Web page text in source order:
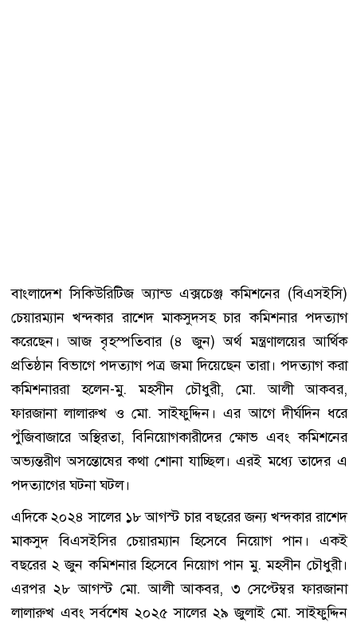
বাংলাদেশ সিকিউরিটিজ অ্যান্ড এক্সচেঞ্জ কমিশনের (বিএসইসি)
চেয়ারম্যান খন্দকার রাশেদ মাকসুদসহ চার কমিশনার পদত্যাগ
করেছেন। আজ বৃহস্পতিবার (৪ জুন) অর্থ মন্ত্রণালয়ের আর্থিক
প্রতিষ্ঠান বিভাগে পদত্যাগ পত্র জমা দিয়েছেন তারা। পদত্যাগ করা
কমিশনাররা হলেন-মু. মহসীন চৌধুরী, মো. আলী আকবর,
ফারজানা লালারুখ ও মো. সাইফুদ্দিন। এর আগে দীর্ঘদিন ধরে
পুঁজিবাজারে অস্থিরতা, বিনিয়োগকারীদের ক্ষোভ এবং কমিশনের
অভ্যন্তরীণ অসন্তোষের কথা শোনা যাচ্ছিল। এরই মধ্যে তাদের এ
পদত্যাগের ঘটনা ঘটল।
এদিকে ২০২৪ সালের ১৮ আগস্ট চার বছরের জন্য খন্দকার রাশেদ
মাকসুদ বিএসইসির চেয়ারম্যান হিসেবে নিয়োগ পান। একই
বছরের ২ জুন কমিশনার হিসেবে নিয়োগ পান মু. মহসীন চৌধুরী।
এরপর ২৮ আগস্ট মো. আলী আকবর, ৩ সেপ্টেম্বর ফারজানা
লালারুখ এবং সর্বশেষ ২০২৫ সালের ২৯ জুলাই মো. সাইফুদ্দিন